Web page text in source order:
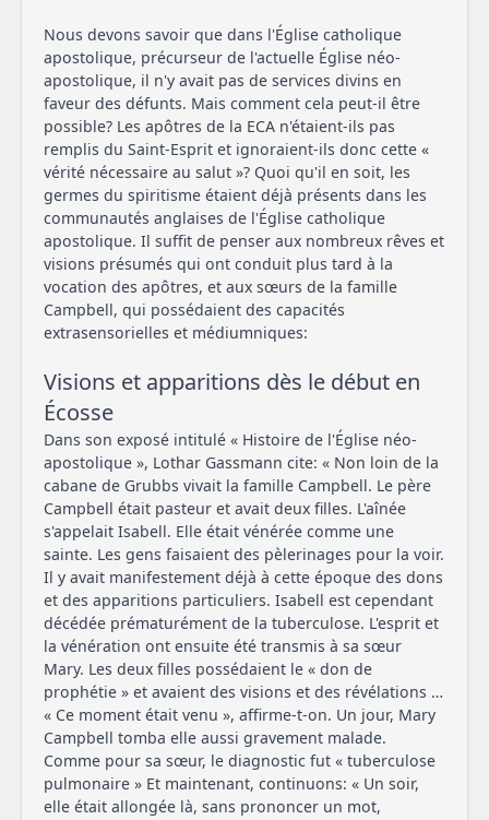
Nous devons savoir que dans l'Église catholique
apostolique, précurseur de l'actuelle Église néo-
apostolique, il n'y avait pas de services divins en
faveur des défunts. Mais comment cela peut-il être
possible? Les apôtres de la ECA n'étaient-ils pas
remplis du Saint-Esprit et ignoraient-ils donc cette «
vérité nécessaire au salut »? Quoi qu'il en soit, les
germes du spiritisme étaient déjà présents dans les
communautés anglaises de l'Église catholique
apostolique. Il suffit de penser aux nombreux rêves et
visions présumés qui ont conduit plus tard à la
vocation des apôtres, et aux sœurs de la famille
Campbell, qui possédaient des capacités
extrasensorielles et médiumniques:
Visions et apparitions dès le début en
Écosse
Dans son exposé intitulé « Histoire de l'Église néo-
apostolique », Lothar Gassmann cite: « Non loin de la
cabane de Grubbs vivait la famille Campbell. Le père
Campbell était pasteur et avait deux filles. L'aînée
s'appelait Isabell. Elle était vénérée comme une
sainte. Les gens faisaient des pèlerinages pour la voir.
Il y avait manifestement déjà à cette époque des dons
et des apparitions particuliers. Isabell est cependant
décédée prématurément de la tuberculose. L'esprit et
la vénération ont ensuite été transmis à sa sœur
Mary. Les deux filles possédaient le « don de
prophétie » et avaient des visions et des révélations …
« Ce moment était venu », affirme-t-on. Un jour, Mary
Campbell tomba elle aussi gravement malade.
Comme pour sa sœur, le diagnostic fut « tuberculose
pulmonaire » Et maintenant, continuons: « Un soir,
elle était allongée là, sans prononcer un mot,